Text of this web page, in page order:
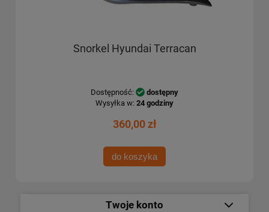
Snorkel Hyundai Terracan
Dostępność:
dostępny
Wysyłka w: 24 godziny
360,00 zł
do koszyka
Twoje konto